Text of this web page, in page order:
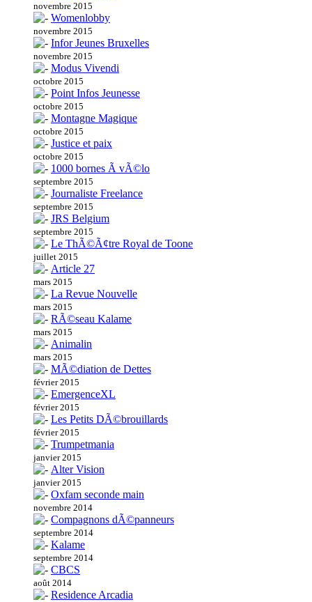
novembre 2015
Womenlobby
novembre 2015
Infor Jeunes Bruxelles
novembre 2015
Modus Vivendi
octobre 2015
Point Infos Jeunesse
octobre 2015
Montagne Magique
octobre 2015
Justice et paix
octobre 2015
1000 bornes Ã vÃ©lo
septembre 2015
Journaliste Freelance
septembre 2015
JRS Belgium
septembre 2015
Le ThÃ©Ã¢tre Royal de Toone
juillet 2015
Article 27
mars 2015
La Revue Nouvelle
mars 2015
RÃ©seau Kalame
mars 2015
Animalin
mars 2015
MÃ©diation de Dettes
février 2015
EmergenceXL
février 2015
Les Petits DÃ©brouillards
février 2015
Trumpetmania
janvier 2015
Alter Vision
janvier 2015
Oxfam seconde main
novembre 2014
Compagnons dÃ©panneurs
septembre 2014
Kalame
septembre 2014
CBCS
août 2014
Residence Arcadia